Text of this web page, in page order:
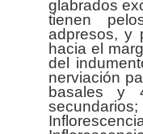
glabrados
tienen
adpresos, y
hacia el
del
nerviación
basales y